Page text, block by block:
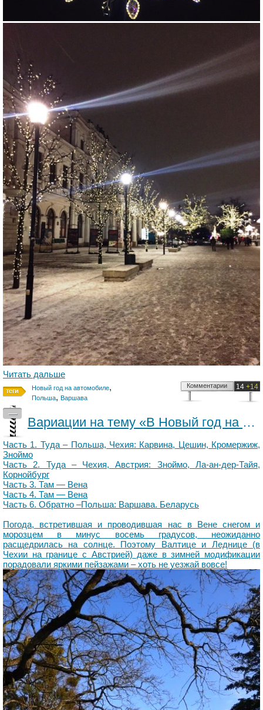
Читать дальше
Новый год на автомобиле,
Польша, Варшава
14 +14
Комментарии
—
Вариации на тему «В Новый год на автомобиле». Обратно – Чехия: Леднице, Валтице (часть V)
Часть 1. Туда – Польша, Чехия: Карвина, Цешин, Кромержиж,
Зноймо
Часть 2. Туда – Чехия, Австрия: Зноймо, Ла-ан-дер-Тайя,
Корнойбург
Часть 3. Там — Вена
Часть 4. Там — Вена
Часть 6. Обратно –Польша: Варшава. Беларусь
Погода, встретившая и проводившая нас в Вене снегом и
морозцем в минус восемь градусов, неожиданно
расщедрилась на солнце. Поэтому Валтице и Леднице (в
Чехии на границе с Австрией) даже в зимней модификации
порадовали яркими пейзажами – хоть не уезжай вовсе!